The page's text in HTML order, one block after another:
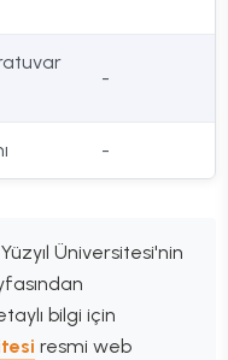
-
-
Üniversitesi'nin
bilgi için
resmi web